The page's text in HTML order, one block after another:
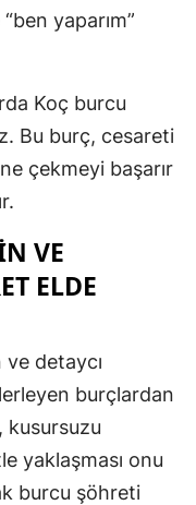
Ordu
Sakarya
Samsun
Tokat
Tunceli
yaparım”
Koç burcu
Bu burç, cesareti
çekmeyi başarır
VE
ELDE
ve detaycı
burçlardan
kusursuzu
yaklaşması onu
burcu şöhreti